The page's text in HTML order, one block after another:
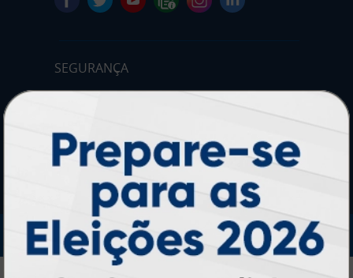
SEGURANÇA
IMPRA INDUSTRIA GRAFICA LTDA | CNPJ: 28.045.354/0002-52
Atual Card © 2026. Todos os direitos reservados.